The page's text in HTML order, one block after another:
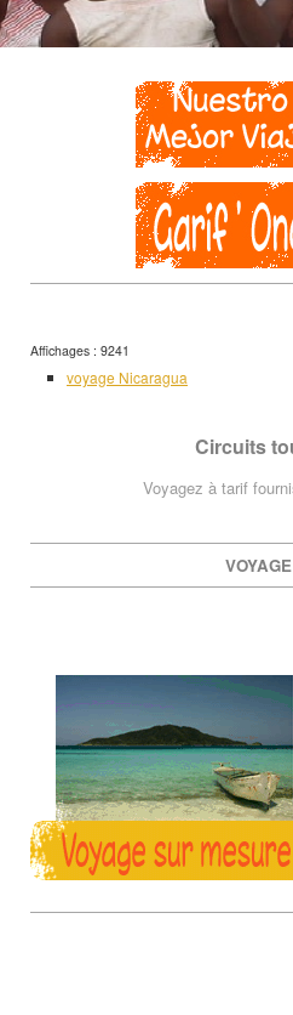
Affichages : 9241
voyage Nicaragua
Circuits
Voyagez à tarif